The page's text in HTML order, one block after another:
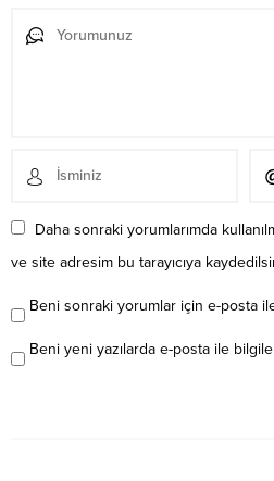
Daha sonraki yorumlarımda
ve site adresim bu tarayıcıya
Beni sonraki yorumlar için e-posta
Beni yeni yazılarda e-posta ile